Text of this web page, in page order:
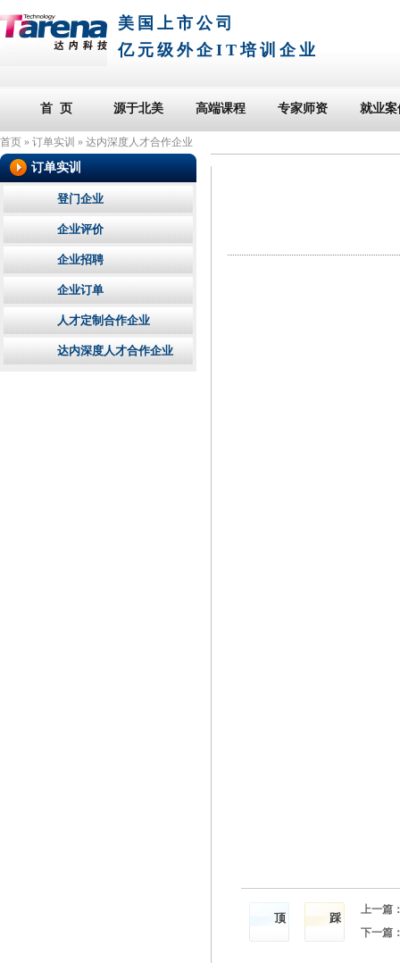
美国上市公司
亿元级外企IT培训企业
首 页 源于北美 高端课程 专家师资 就业案
首页 » 订单实训 » 达内深度人才合作企业
顶 踩
上一篇
下一篇
订单实训
登门企业
企业评价
企业招聘
企业订单
人才定制合作企业
达内深度人才合作企业